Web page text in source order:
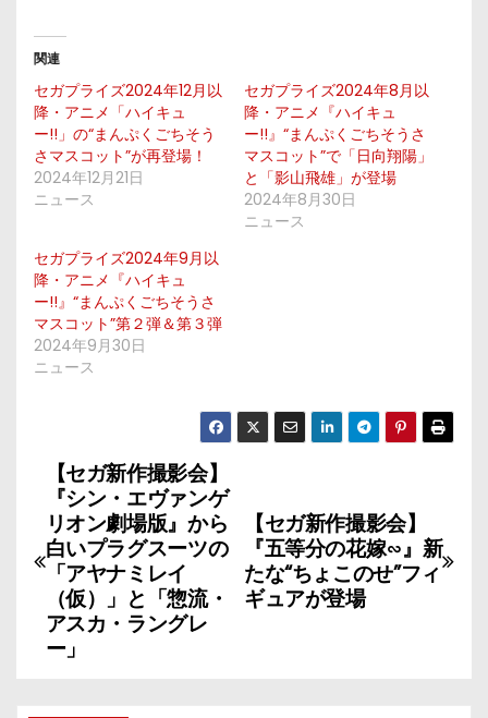
関連
セガプライズ2024年12月以
降・アニメ「ハイキュ
ー!!」の“まんぷくごちそう
さマスコット”が再登場！
2024年12月21日
ニュース
セガプライズ2024年8月以
降・アニメ『ハイキュ
ー!!』“まんぷくごちそうさ
マスコット”で「日向翔陽」
と「影山飛雄」が登場
2024年8月30日
ニュース
セガプライズ2024年9月以
降・アニメ『ハイキュ
ー!!』“まんぷくごちそうさ
マスコット”第２弾＆第３弾
2024年9月30日
ニュース
投
稿
ナ
ビ
ゲ
【セガ新作撮影会】
『五等分の花嫁∽』新
たな“ちょこのせ”フィ
ギュアが登場
【セガ新作撮影会】
『シン・エヴァンゲ
リオン劇場版』から
白いプラグスーツの
「アヤナミレイ
（仮）」と「惣流・
アスカ・ラングレ
ー」